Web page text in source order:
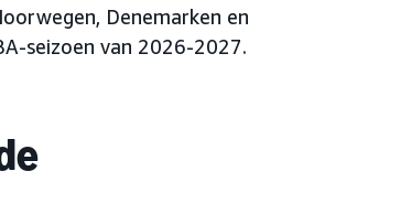
Denemarken en
seizoen van 2026-2027.